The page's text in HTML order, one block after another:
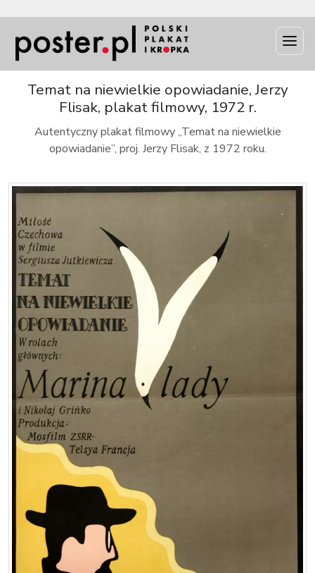
Temat na niewielkie opowiadanie, Jerzy
Flisak, plakat filmowy, 1972 r.
Autentyczny plakat filmowy „Temat na niewielkie
opowiadanie”, proj. Jerzy Flisak, z 1972 roku.